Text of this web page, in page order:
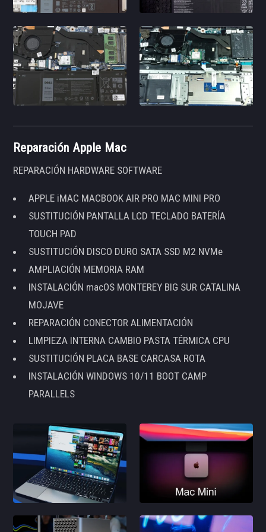
Reparación Apple Mac
REPARACIÓN HARDWARE SOFTWARE
APPLE iMAC MACBOOK AIR PRO MAC MINI PRO
SUSTITUCIÓN PANTALLA LCD TECLADO BATERÍA
TOUCH PAD
SUSTITUCIÓN DISCO DURO SATA SSD M2 NVMe
AMPLIACIÓN MEMORIA RAM
INSTALACIÓN macOS MONTEREY BIG SUR CATALINA
MOJAVE
REPARACIÓN CONECTOR ALIMENTACIÓN
LIMPIEZA INTERNA CAMBIO PASTA TÉRMICA CPU
SUSTITUCIÓN PLACA BASE CARCASA ROTA
INSTALACIÓN WINDOWS 10/11 BOOT CAMP
PARALLELS